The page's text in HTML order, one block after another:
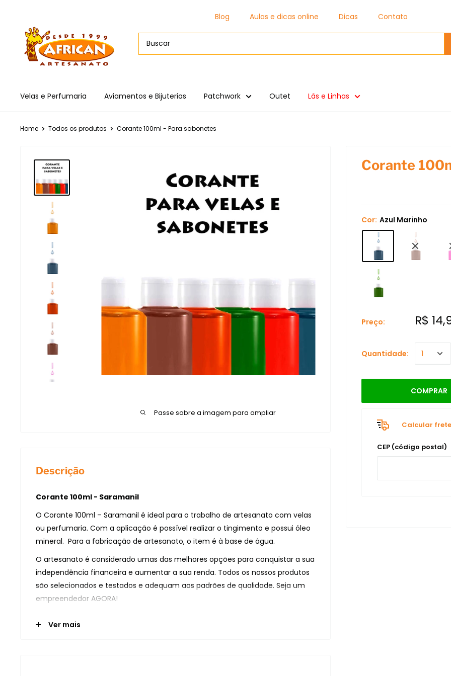
Blog Aulas e dicas online Dicas Contato
Velas e Perfumaria Aviamentos e Bijuterias Patchwork Outet Lãs e Linhas
Home Todos os produtos Corante 100ml - Para sabonetes
Passe sobre a imagem para ampliar
Corante
Cor: Azul Marinho
Preço: R$
Quantidade:
COMPRAR
Calcular frete
CEP (código postal)
Descrição
Corante 100ml - Saramanil
O Corante 100ml – Saramanil é ideal para o trabalho de artesanato com velas
ou perfumaria. Com a aplicação é possível realizar o tingimento e possui óleo
mineral. Para a fabricação de artesanato, o item é à base de água.
O artesanato é considerado umas das melhores opções para conquistar a sua
independência financeira e aumentar a sua renda. Todos os nossos produtos
são selecionados e testados e adequam aos padrões de qualidade. Seja um
empreendedor AGORA!
Ver mais